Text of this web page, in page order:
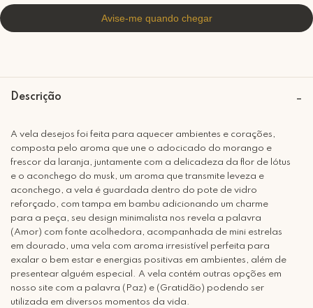
Descrição
A vela desejos foi feita para aquecer ambientes e corações,
composta pelo aroma que une o adocicado do morango e
frescor da laranja, juntamente com a delicadeza da flor de lótus
e o aconchego do musk, um aroma que transmite leveza e
aconchego, a vela é guardada dentro do pote de vidro
reforçado, com tampa em bambu adicionando um charme
para a peça, seu design minimalista nos revela a palavra
(Amor) com fonte acolhedora, acompanhada de mini estrelas
em dourado, uma vela com aroma irresistível perfeita para
exalar o bem estar e energias positivas em ambientes, além de
presentear alguém especial. A vela contém outras opções em
nosso site com a palavra (Paz) e (Gratidão) podendo ser
utilizada em diversos momentos da vida.